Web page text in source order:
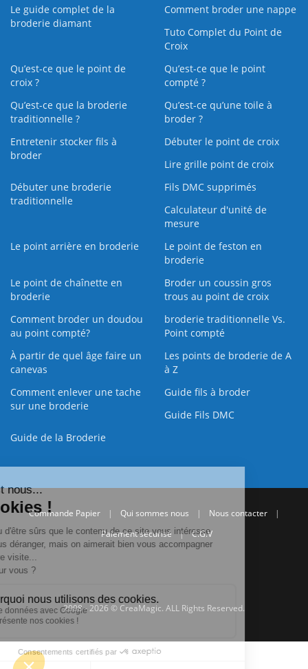
Le guide complet de la
broderie diamant
Comment broder une nappe
Tuto Complet du Point de
Croix
Qu’est-ce que le point de
croix ?
Qu’est-ce que le point
compté ?
Qu’est-ce que la broderie
traditionnelle ?
Qu’est‑ce qu’une toile à
broder ?
Entretenir stocker fils à
broder
Débuter le point de croix
Lire grille point de croix
Débuter une broderie
traditionnelle
Fils DMC supprimés
Calculateur d'unité de
mesure
Le point arrière en broderie
Le point de feston en
broderie
Le point de chaînette en
broderie
Broder un coussin gros
trous au point de croix
Comment broder un doudou
au point compté?
broderie traditionnelle Vs.
Point compté
À partir de quel âge faire un
canevas
Les points de broderie de A
à Z
Comment enlever une tache
sur une broderie
Guide fils à broder
Guide Fils DMC
Guide de la Broderie
Commande Papier | Qui sommes nous | Nous contacter
|
Paiement sécurisé | C.G.V
2008 - 2026 © CreaMagic. ALL Rights Reserved.